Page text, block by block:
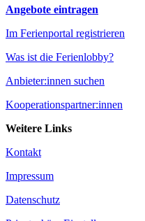
Angebote eintragen
Im Ferienportal registrieren
Was ist die Ferienlobby?
Anbieter:innen suchen
Kooperationspartner:innen
Weitere Links
Kontakt
Impressum
Datenschutz